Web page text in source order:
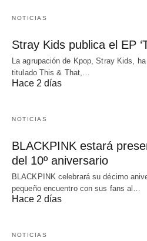
NOTICIAS
Stray Kids publica el EP
La agrupación de Kpop, Stray Kids,
titulado This & That,…
Hace 2 días
NOTICIAS
BLACKPINK estará
del 10º aniversario
BLACKPINK celebrará su décimo
pequeño encuentro con sus fans al…
Hace 2 días
NOTICIAS